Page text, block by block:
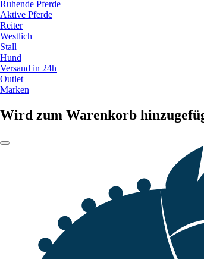
Ruhende Pferde
Aktive Pferde
Reiter
Westlich
Stall
Hund
Versand in 24h
Outlet
Marken
Wird zum Warenkorb